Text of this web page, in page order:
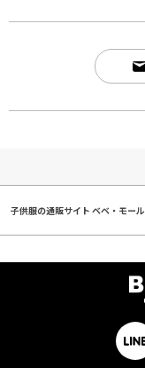
子供服の通販サイト ベベ・モール